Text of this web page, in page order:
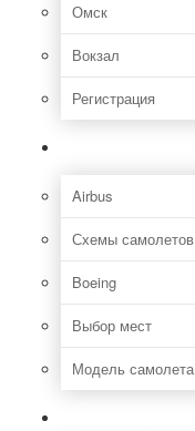
Омск
Вокзал
Регистрация
Airbus
Схемы самолетов
Boeing
Выбор мест
Модель самолета